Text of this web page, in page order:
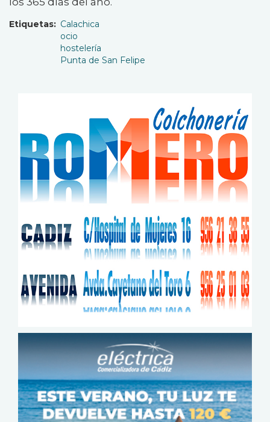
Etiquetas
Calachica
ocio
hostelería
Punta de San Felipe